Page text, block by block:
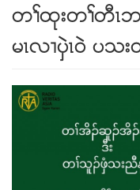
တႈထုးတႈတီၚ
မၚလ႕ပွဲၚဝဲ ပ